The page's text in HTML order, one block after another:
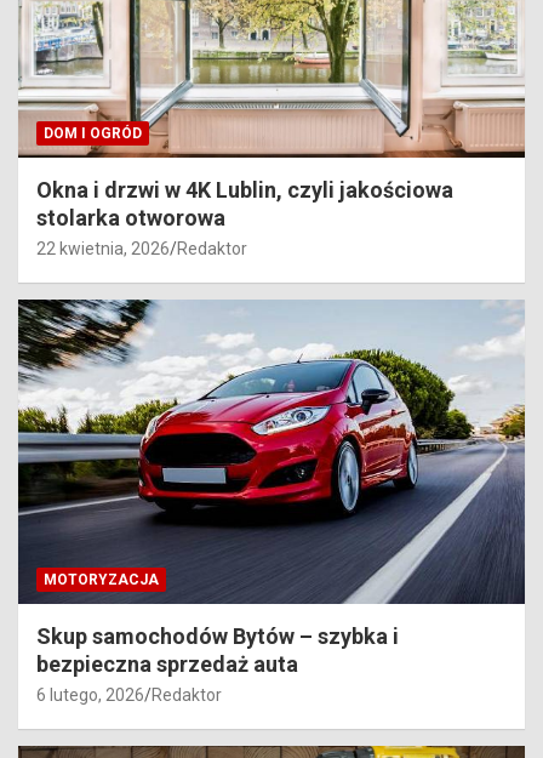
DOM I OGRÓD
Okna i drzwi w 4K Lublin, czyli jakościowa
stolarka otworowa
22 kwietnia, 2026 Redaktor
MOTORYZACJA
Skup samochodów Bytów – szybka i
bezpieczna sprzedaż auta
6 lutego, 2026 Redaktor